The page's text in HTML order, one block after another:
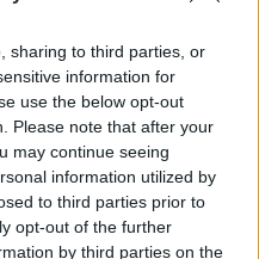
sharing to third parties, or
information for
use the below opt-out
Please note that after your
may continue seeing
information utilized by
to third parties prior to
opt-out of the further
by third parties on the
Prosenelių
gimę ir augę
sako,
V.Jozokienė.